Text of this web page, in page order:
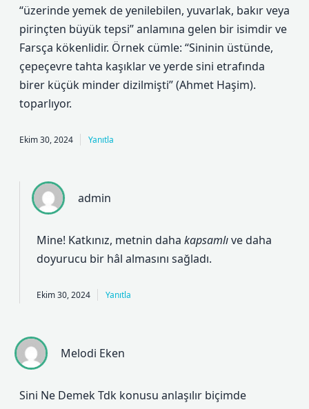
“üzerinde yemek de yenilebilen, yuvarlak, bakır veya
pirinçten büyük tepsi” anlamına gelen bir isimdir ve
Farsça kökenlidir. Örnek cümle: “Sininin üstünde,
çepeçevre tahta kaşıklar ve yerde sini etrafında
birer küçük minder dizilmişti” (Ahmet Haşim).
toparlıyor.
Ekim 30, 2024 Yanıtla
admin
Mine! Katkınız, metnin daha kapsamlıve daha
doyurucu bir hâl almasını sağladı.
Ekim 30, 2024 Yanıtla
Melodi Eken
Sini Ne Demek Tdk konusu anlaşılır biçimde